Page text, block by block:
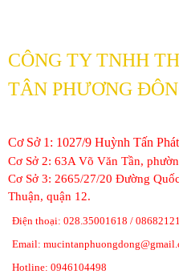
CÔNG TY TNHH
TÂN PHƯƠNG
Cơ Sở 1: 1027/9 Huỳnh Tấn
Cơ Sở 2: 63A Võ Văn Tần,
Cơ Sở 3: 2665/27/20 Đường
Thuận, quận 12.
Điện thoại: 028.35001618 /
Email:
Hotline: 0946104498